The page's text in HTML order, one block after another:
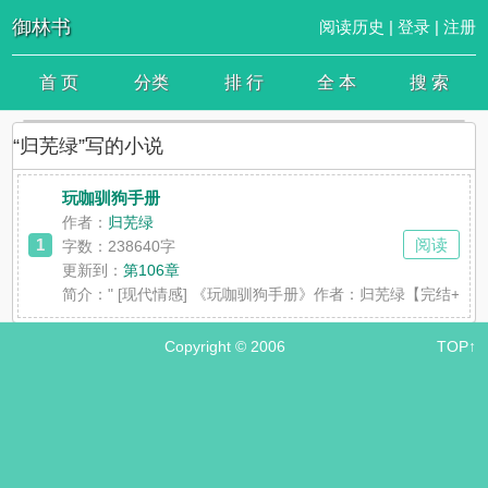
御林书 阅读历史 | 登录| 注册
首 页 分类 排 行 全 本 搜 索
“归芜绿”写的小说
1
玩咖驯狗手册
作者： 归芜绿
字数：238640字
更新到：第106章
简介：" [现代情感] 《玩咖驯狗手册》作者：归芜绿【完结
阅读
Copyright © 2006 TOP↑